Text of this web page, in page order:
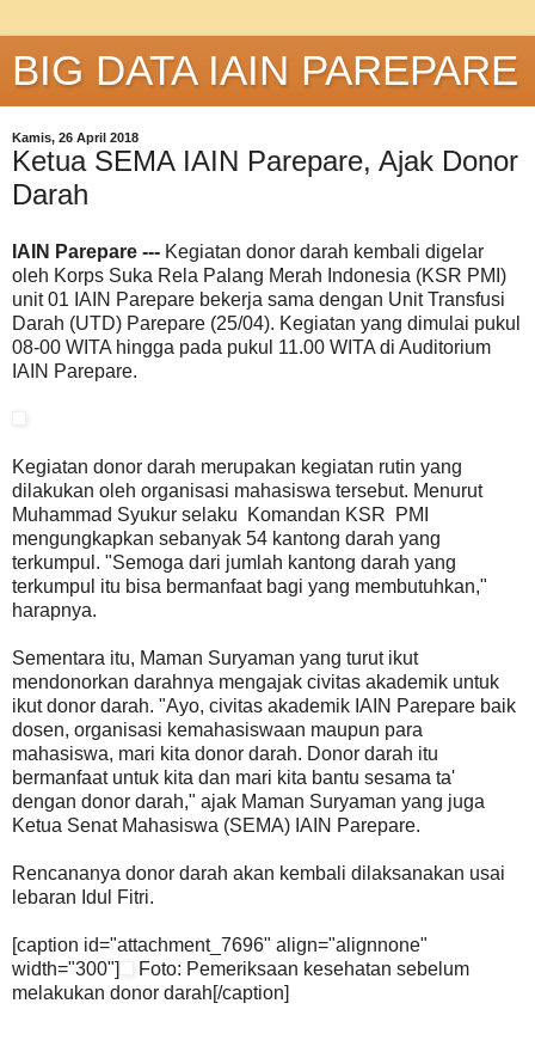
BIG DATA IAIN PAREPARE
Kamis, 26 April 2018
Ketua SEMA IAIN Parepare, Ajak Donor
Darah
IAIN Parepare --- Kegiatan donor darah kembali digelar
oleh Korps Suka Rela Palang Merah Indonesia (KSR PMI)
unit 01 IAIN Parepare bekerja sama dengan Unit Transfusi
Darah (UTD) Parepare (25/04). Kegiatan yang dimulai pukul
08-00 WITA hingga pada pukul 11.00 WITA di Auditorium
IAIN Parepare.
Kegiatan donor darah merupakan kegiatan rutin yang
dilakukan oleh organisasi mahasiswa tersebut. Menurut
Muhammad Syukur selaku Komandan KSR PMI
mengungkapkan sebanyak 54 kantong darah yang
terkumpul. "Semoga dari jumlah kantong darah yang
terkumpul itu bisa bermanfaat bagi yang membutuhkan,"
harapnya.
Sementara itu, Maman Suryaman yang turut ikut
mendonorkan darahnya mengajak civitas akademik untuk
ikut donor darah. "Ayo, civitas akademik IAIN Parepare baik
dosen, organisasi kemahasiswaan maupun para
mahasiswa, mari kita donor darah. Donor darah itu
bermanfaat untuk kita dan mari kita bantu sesama ta'
dengan donor darah," ajak Maman Suryaman yang juga
Ketua Senat Mahasiswa (SEMA) IAIN Parepare.
Rencananya donor darah akan kembali dilaksanakan usai
lebaran Idul Fitri.
[caption id="attachment_7696" align="alignnone"
width="300"]
Foto: Pemeriksaan kesehatan sebelum
melakukan donor darah[/caption]